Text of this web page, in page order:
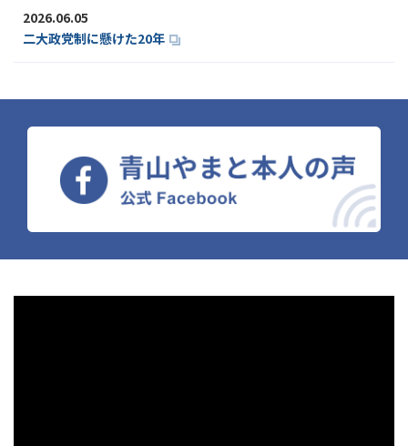
2026.06.05
二大政党制に懸けた20年